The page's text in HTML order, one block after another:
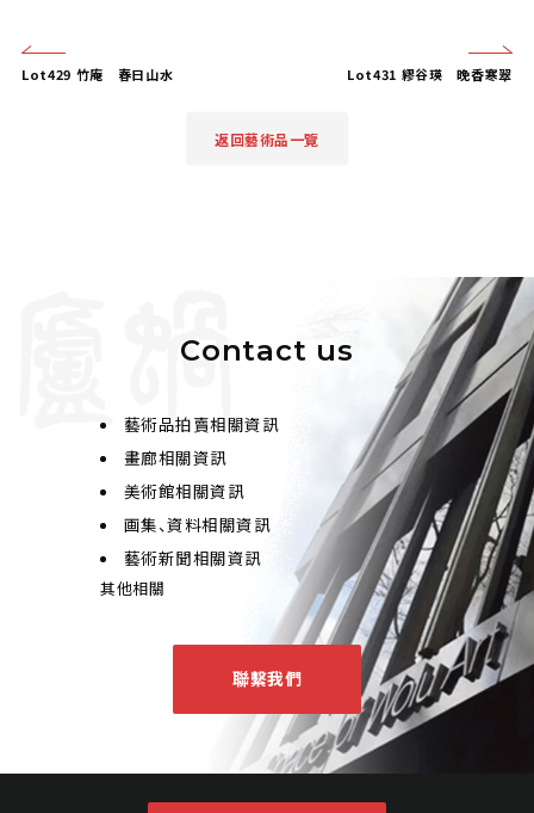
Lot429 竹庵 春日山水 Lot431 繆谷瑛 晚香寒翠
返回藝術品一覽
Contact us
藝術品拍賣相關資訊
畫廊相關資訊
美術館相關資訊
画集、資料相關資訊
藝術新聞相關資訊
其他相關
聯繫我們